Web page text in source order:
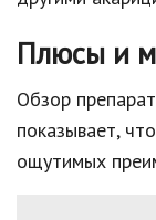
Плюсы и
Обзор
показывает,
ощутимых